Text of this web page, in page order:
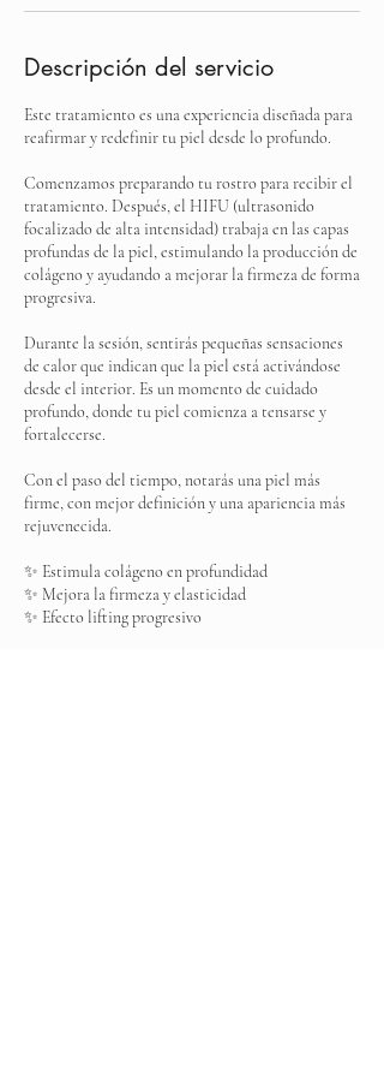
Descripción del servicio
Este tratamiento es una experiencia diseñada para
reafirmar y redefinir tu piel desde lo profundo.
Comenzamos preparando tu rostro para recibir el
tratamiento. Después, el HIFU (ultrasonido
focalizado de alta intensidad) trabaja en las capas
profundas de la piel, estimulando la producción de
colágeno y ayudando a mejorar la firmeza de forma
progresiva.
Durante la sesión, sentirás pequeñas sensaciones
de calor que indican que la piel está activándose
desde el interior. Es un momento de cuidado
profundo, donde tu piel comienza a tensarse y
fortalecerse.
Con el paso del tiempo, notarás una piel más
firme, con mejor definición y una apariencia más
rejuvenecida.
✨ Estimula colágeno en profundidad
✨ Mejora la firmeza y elasticidad
✨ Efecto lifting progresivo